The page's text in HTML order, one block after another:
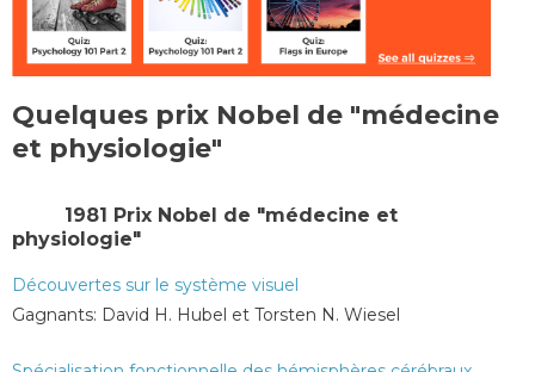
Quelques prix Nobel de "médecine
et physiologie"
1981 Prix Nobel de "médecine et
physiologie"
Découvertes sur le système visuel
Gagnants: David H. Hubel et Torsten N. Wiesel